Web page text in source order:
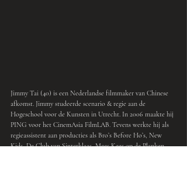
Jimmy Tai (40) is een Nederlandse filmmaker van Chinese
afkomst. Jimmy studeerde scenario & regie aan de
Hogeschool voor de Kunsten in Utrecht. In 2006 maakte hij
PING voor het CinemAsia FilmLAB. Tevens werkte hij als
regieassistent aan producties als Bro’s Before Ho’s, New
Kids, De Club van Sinterklaas, Mees Kees op de Planken,